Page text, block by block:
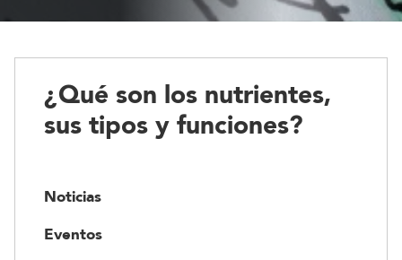
y
nutrientes,
tipos
y
funciones?
¿Qué son los nutrientes,
sus tipos y funciones?
Noticias
Eventos